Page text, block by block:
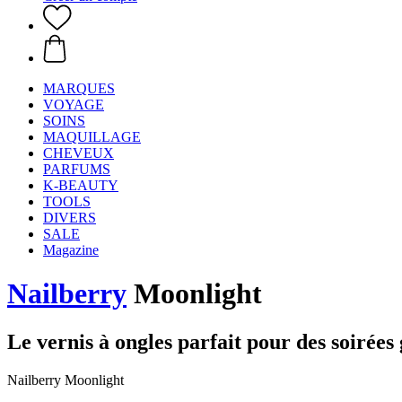
MARQUES
VOYAGE
SOINS
MAQUILLAGE
CHEVEUX
PARFUMS
K-BEAUTY
TOOLS
DIVERS
SALE
Magazine
Nailberry Moonlight
Le vernis à ongles parfait pour des soirées
Nailberry Moonlight